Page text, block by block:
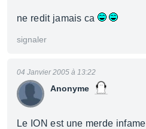
ne redit jamais ca
signaler
Anonyme
04 Janvier 2005 à 13:22
Le ION est une merde infame